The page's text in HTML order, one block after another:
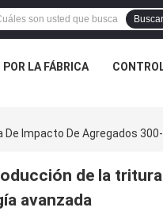
Buscar
POR LA FÁBRICA
De Impacto De Agregados
de la
avanzada